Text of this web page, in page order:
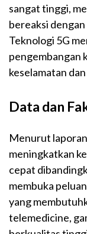
sangat tinggi,
bereaksi
Teknologi 5G
pengembangan
keselamatan
Data dan
Menurut
meningkatkan
cepat
membuka
yang
telemedicine,